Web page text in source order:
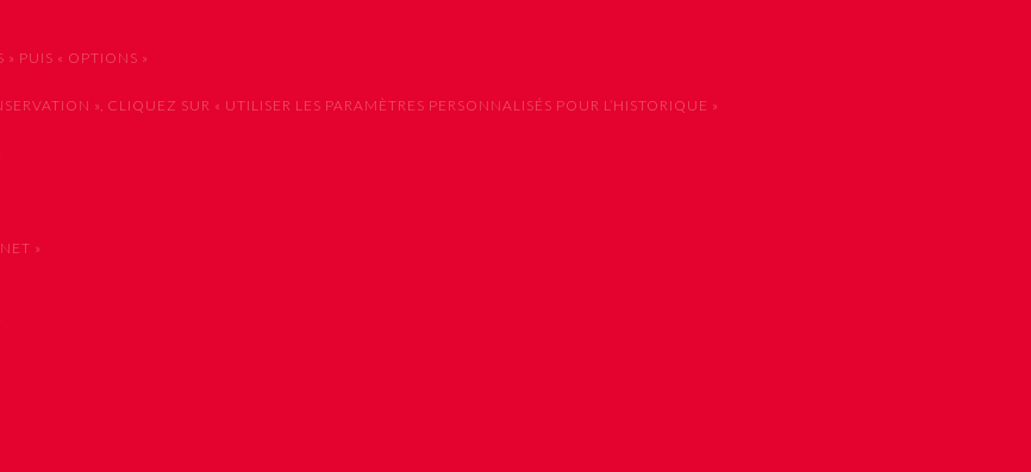
PUIS « OPTIONS »
», CLIQUEZ SUR « UTILISER LES PARAMÈTRES PERSONNALISÉS POUR L’HISTORIQUE »
»